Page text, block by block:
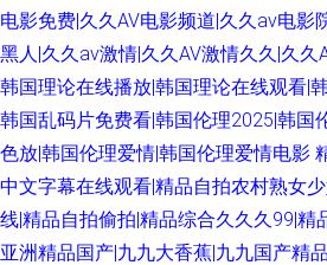
电影免费|久久AV电影频道|久久av电影
黑人|久久av激情|久久AV激情久久|久久
韩国理论在线播放|韩国理论在线观看|
韩国乱码片免费看|韩国伦理2025|韩国
色放|韩国伦理爱情|韩国伦理爱情电影
中文字幕在线观看|精品自拍农村熟女
线|精品自拍偷拍|精品综合久久久99|精
亚洲精品国产|九九大香蕉|九九国产精